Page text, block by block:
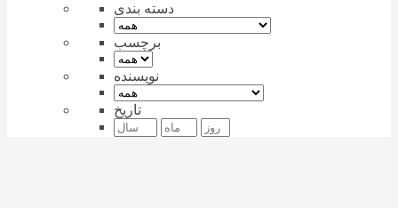
دسته بندی
برچسب
نویسنده
تاریخ